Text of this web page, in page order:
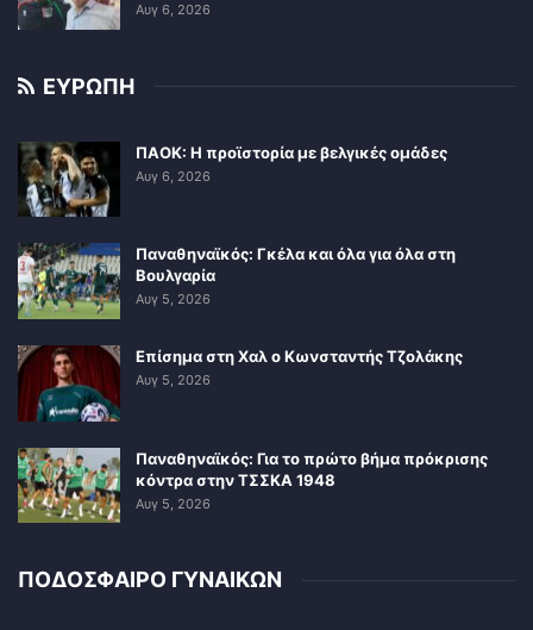
Αυγ 6, 2026
ΕΥΡΩΠΗ
ΠΑΟΚ: Η προϊστορία με βελγικές ομάδες
Αυγ 6, 2026
Παναθηναϊκός: Γκέλα και όλα για όλα στη
Βουλγαρία
Αυγ 5, 2026
Επίσημα στη Χαλ ο Κωνσταντής Τζολάκης
Αυγ 5, 2026
Παναθηναϊκός: Για το πρώτο βήμα πρόκρισης
κόντρα στην ΤΣΣΚΑ 1948
Αυγ 5, 2026
ΠΟΔΟΣΦΑΙΡΟ ΓΥΝΑΙΚΩΝ